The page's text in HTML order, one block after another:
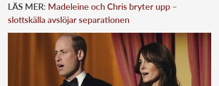
LÄS MER: Madeleine och Chris bryter upp –
slottskälla avslöjar separationen